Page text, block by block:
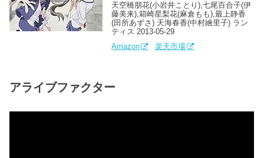
天空橋朋花(小岩井ことり),七尾百合子(伊
藤美来),箱崎星梨花(麻倉もも),最上静香
(田所あずさ) 天海春香(中村繪里子) ラン
ティス 2013-05-29
Amazon
楽天市場
アライブファクター